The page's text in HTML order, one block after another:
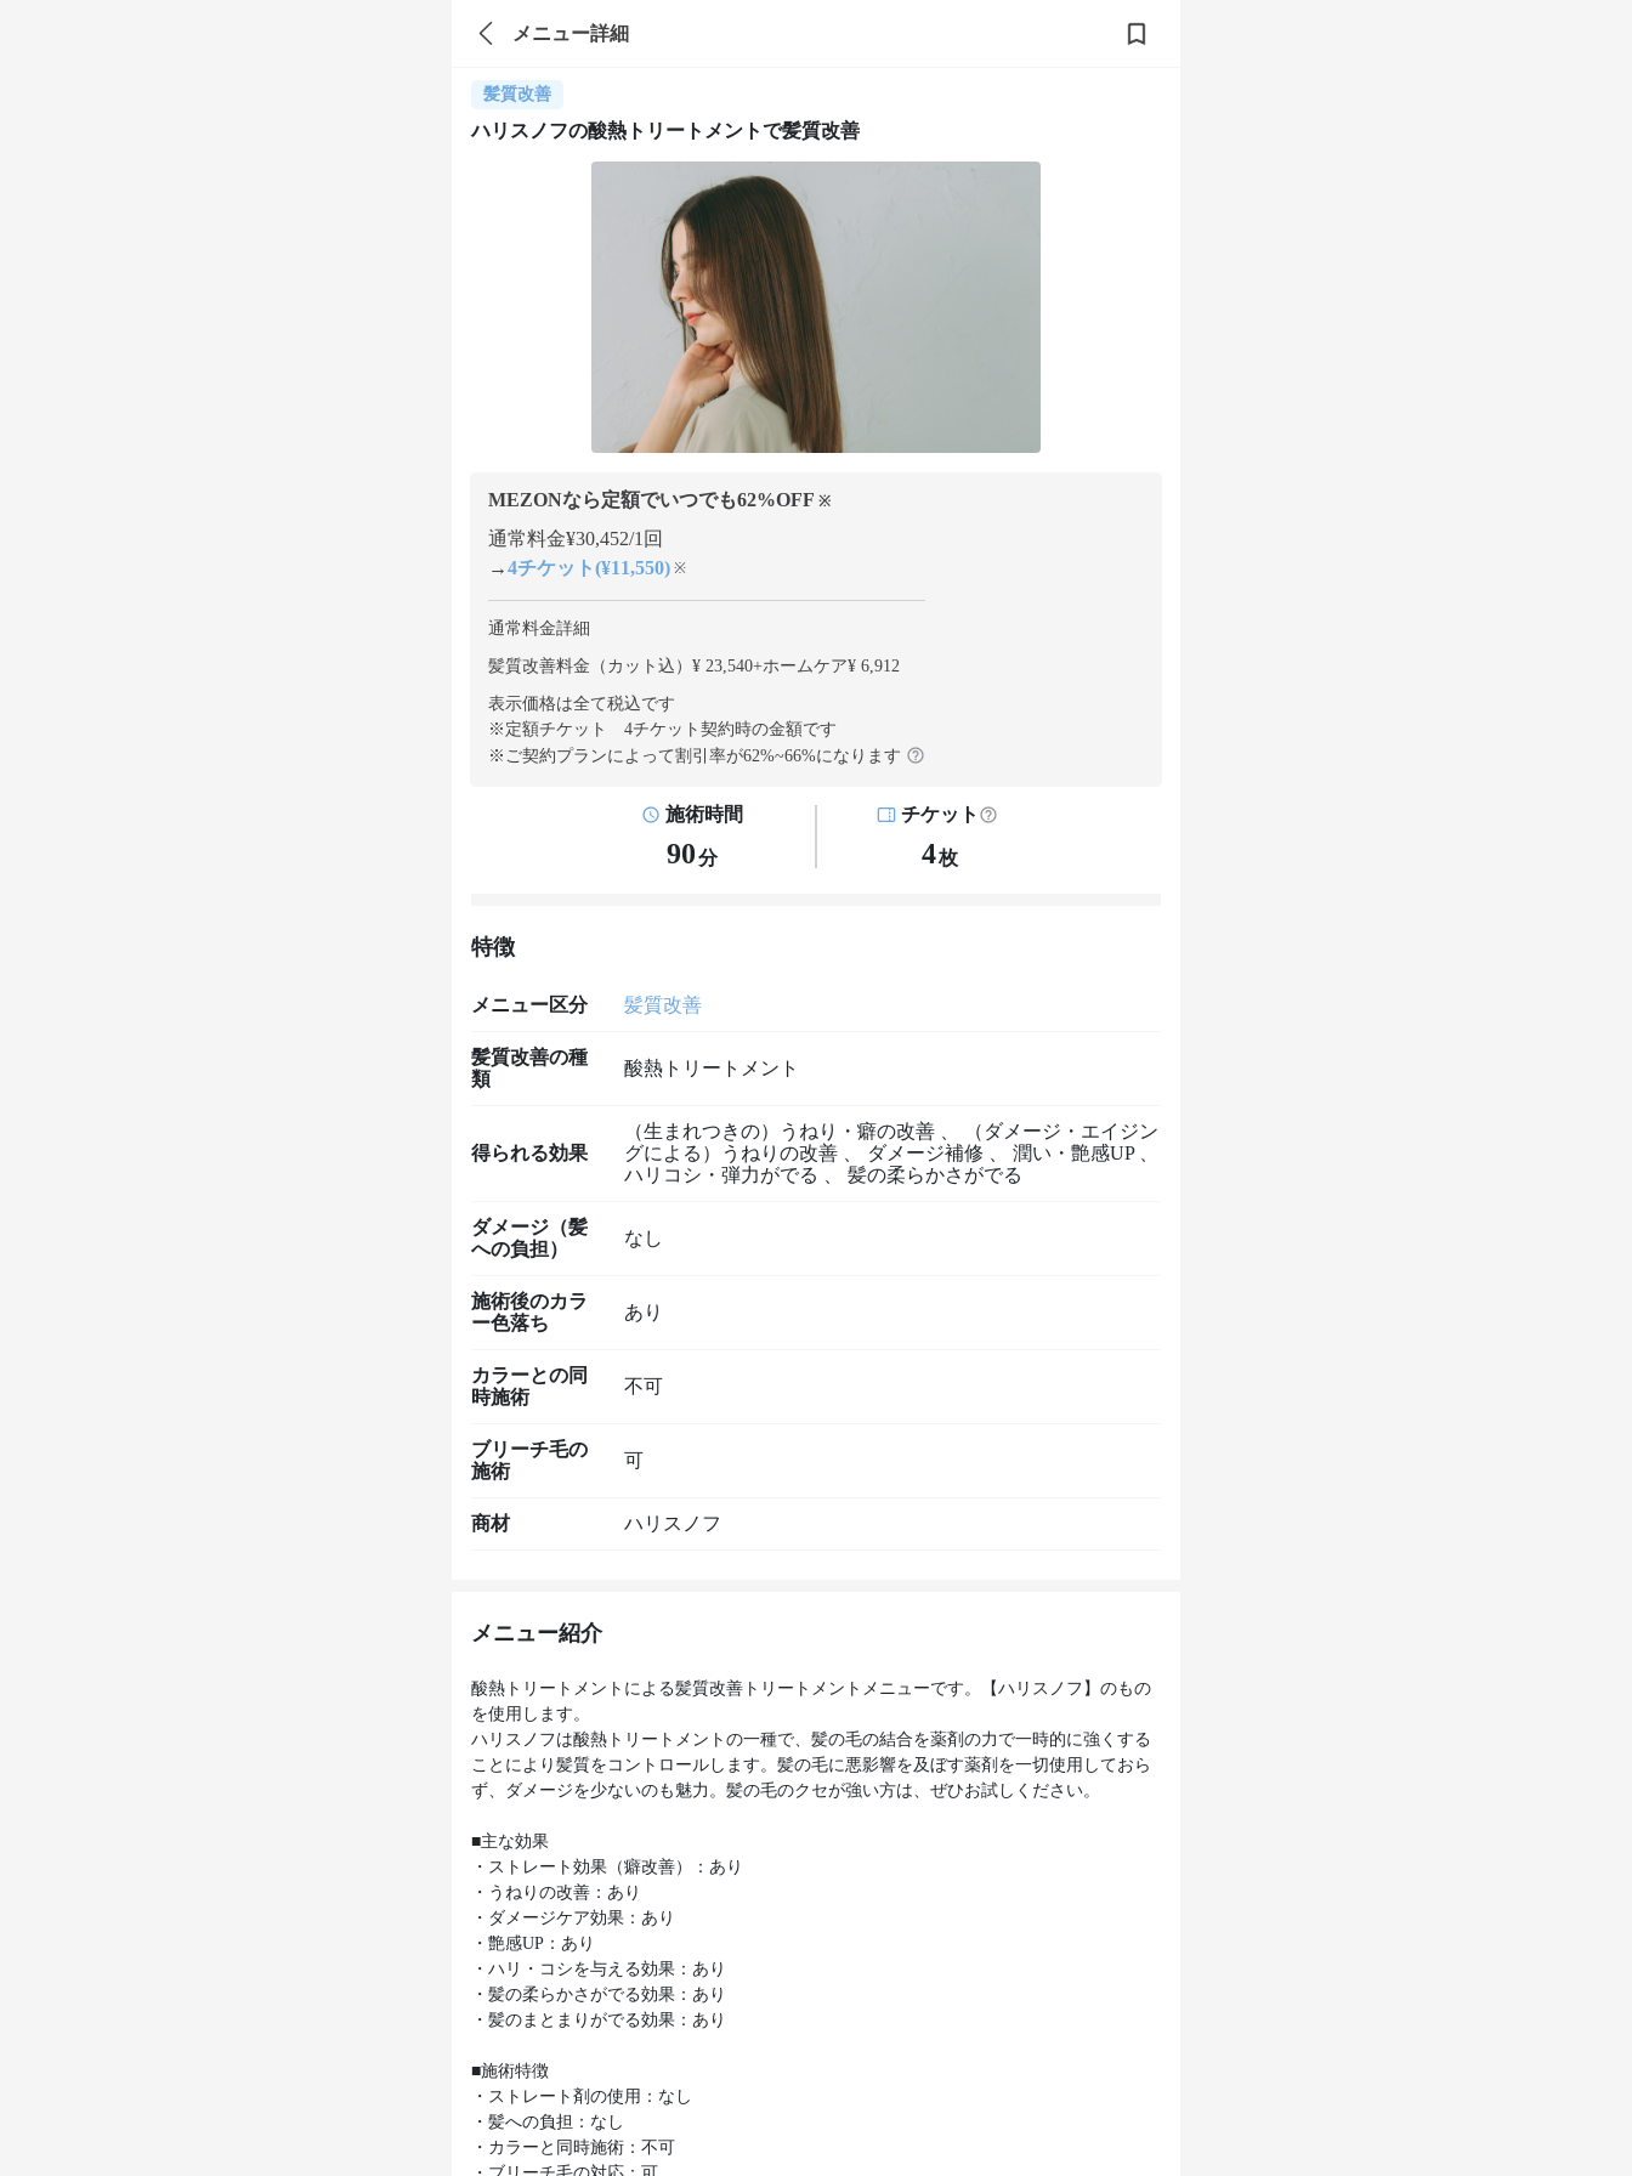
メニュー詳細
髪質改善
ハリスノフの酸熱トリートメントで髪質改善
MEZONなら定額でいつでも62%OFF ※
通常料金¥30,452/1回
→4チケット(¥11,550) ※
通常料金詳細
髪質改善料金（カット込）¥ 23,540+ホームケア¥ 6,912
表示価格は全て税込です
※定額チケット 4チケット契約時の金額です
※ご契約プランによって割引率が62%~66%になります
施術時間
90分
チケット
4枚
特徴
メニュー区分 髪質改善
髪質改善の種
類
酸熱トリートメント
得られる効果
（生まれつきの）うねり・癖の改善
（ダメージ・エイジン
グによる）うねりの改善
ダメージ補修 潤い・艶感UP
ハリコシ・弾力がでる
髪の柔らかさがでる
ダメージ（髪
への負担）
なし
施術後のカラ
ー色落ち
あり
カラーとの同
時施術
不可
ブリーチ毛の
施術
可
商材 ハリスノフ
メニュー紹介
酸熱トリートメントによる髪質改善トリートメントメニューです。【ハリスノフ】のもの
を使用します。
ハリスノフは酸熱トリートメントの一種で、髪の毛の結合を薬剤の力で一時的に強くする
ことにより髪質をコントロールします。髪の毛に悪影響を及ぼす薬剤を一切使用しておら
ず、ダメージを少ないのも魅力。髪の毛のクセが強い方は、ぜひお試しください。
■主な効果
・ストレート効果（癖改善）：あり
・うねりの改善：あり
・ダメージケア効果：あり
・艶感UP：あり
・ハリ・コシを与える効果：あり
・髪の柔らかさがでる効果：あり
・髪のまとまりがでる効果：あり
■施術特徴
・ストレート剤の使用：なし
・髪への負担：なし
・カラーと同時施術：不可